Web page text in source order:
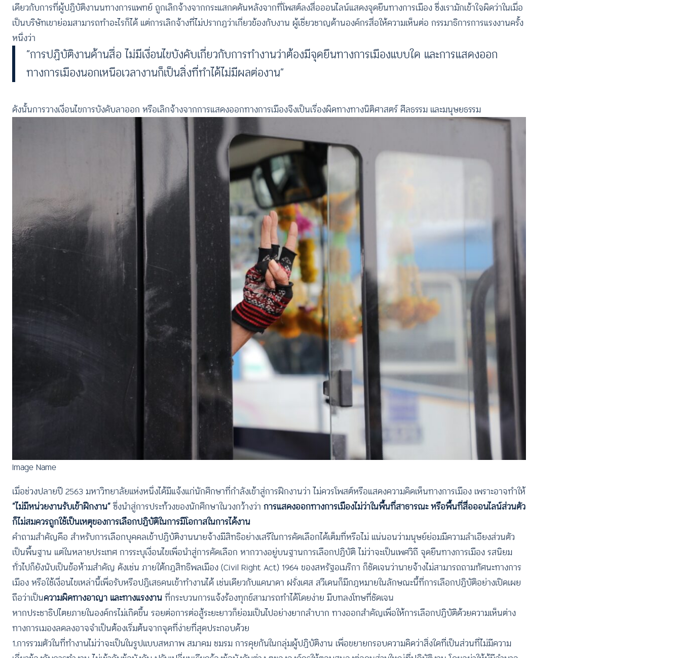
เดียวกับการที่ผู้ปฏิบัติงานนทางการแพทย์ ถูกเลิกจ้างจากกระแสกดดันหลังจากที่โพสต์ลงสื่อออนไลน์แสดงจุดยืนทางการเมือง ซึ่งเรามักเข้าใจผิดว่าในเมื่อ
เป็นบริษัทเขาย่อมสามารถทำอะไรก็ได้ แต่การเลิกจ้างที่ไม่ปรากฏว่าเกี่ยวข้องกับงาน ผู้เชี่ยวชาญด้านองค์กรสื่อให้ความเห็นต่อ กรรมาธิการการแรงงานครั้ง
หนึ่งว่า
“การปฏิบัติงานด้านสื่อ ไม่มีเงื่อนไขบังคับเกี่ยวกับการทำงานว่าต้องมีจุดยืนทางการเมืองแบบใด และการแสดงออก
ทางการเมืองนอกเหนือเวลางานก็เป็นสิ่งที่ทำได้ไม่มีผลต่องาน”
ดังนั้นการวางเงื่อนไขการบังคับลาออก หรือเลิกจ้างจากการแสดงออกทางการเมืองจึงเป็นเรื่องผิดทางทางนิติศาสตร์ ศีลธรรม และมนุษยธรรม
Image Name
เมื่อช่วงปลายปี 2563 มหาวิทยาลัยแห่งหนึ่งได้มีแจ้งแก่นักศึกษาที่กำลังเข้าสู่การฝึกงานว่า ไม่ควรโพสต์หรือแสดงความคิดเห็นทางการเมือง เพราะอาจทำให้
“ไม่มีหน่วยงานรับเข้าฝึกงาน”ซึ่งนำสู่การประท้วงของนักศึกษาในวงกว้างว่า การแสดงออกทางการเมืองไม่ว่าในพื้นที่สาธารณะ หรือพื้นที่สื่อออนไลน์ส่วนตัว
ก็ไม่สมควรถูกใช้เป็นเหตุของการเลือกปฏิบัติในการมีโอกาสในการได้งาน
คำถามสำคัญคือ สำหรับการเลือกบุคคลเข้าปฏิบัติงานนายจ้างมีสิทธิอย่างเสรีในการคัดเลือกได้เต็มที่หรือไม่ แน่นอนว่ามนุษย์ย่อมมีความลำเอียงส่วนตัว
เป็นพื้นฐาน แต่ในหลายประเทศ การระบุเงื่อนไขเพื่อนำสู่การคัดเลือก หากวางอยู่บนฐานการเลือกปฏิบัติ ไม่ว่าจะเป็นเพศวิถี จุดยืนทางการเมือง รสนิยม
ทั่วไปก็ยังนับเป็นข้อห้ามสำคัญ ดังเช่น ภายใต้กฎสิทธิพลเมือง (Civil Right Act) 1964 ของสหรัฐอเมริกา ก็ชัดเจนว่านายจ้างไม่สามารถถามทัศนะทางการ
เมือง หรือใช้เงื่อนไขเหล่านี้เพื่อรับหรือปฏิเสธคนเข้าทำงานได้ เช่นเดียวกับแคนาดา ฝรั่งเศส สวีเดนก็มีกฎหมายในลักษณะนี้ที่การเลือกปฏิบัติอย่างเปิดเผย
ถือว่าเป็นความผิดทางอาญา และทางแรงงานที่กระบวนการแจ้งร้องทุกข์สามารถทำได้โดยง่าย มีบทลงโทษที่ชัดเจน
หากประชาธิปไตยภายในองค์กรไม่เกิดขึ้น รอยต่อการต่อสู้ระยะยาวก็ย่อมเป็นไปอย่างยากลำบาก ทางออกสำคัญเพื่อให้การเลือกปฏิบัติด้วยความเห็นต่าง
ทางการเมองลดลงอาจจำเป็นต้องเริ่มต้นจากจุดที่ง่ายที่สุดประกอบด้วย
1.การรวมตัวในที่ทำงานไม่ว่าจะเป็นในรูปแบบสหภาพ สมาคม ชมรม การคุยกันในกลุ่มผู้ปฏิบัติงาน เพื่อขยายกรอบความคิดว่าสิ่งใดที่เป็นส่วนที่ไม่มีความ